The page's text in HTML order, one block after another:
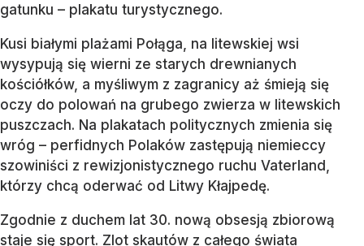
gatunku – plakatu turystycznego.
Kusi białymi plażami Połąga, na litewskiej wsi
wysypują się wierni ze starych drewnianych
kościółków, a myśliwym z zagranicy aż śmieją się
oczy do polowań na grubego zwierza w litewskich
puszczach. Na plakatach politycznych zmienia się
wróg – perfidnych Polaków zastępują niemieccy
szowiniści z rewizjonistycznego ruchu Vaterland,
którzy chcą oderwać od Litwy Kłajpedę.
Zgodnie z duchem lat 30. nową obsesją zbiorową
staje się sport. Zlot skautów z całego świata